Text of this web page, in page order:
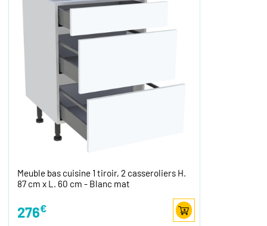
Meuble bas cuisine 1 tiroir, 2 casseroliers H.
87 cm x L. 60 cm - Blanc mat
276€